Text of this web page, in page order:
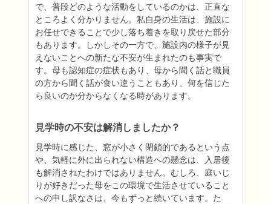
で、普段どのような活動をしているのかは、正直な
ところよく分かりません。私自身の生活は、施設に
お任せできることで少し落ち着きを取り戻せた部分
もあります。しかしその一方で、施設内の様子が見
えないことへの新たな不安が生まれたのも事実で
す。母も認知症の症状もあり、母から聞く話と職員
の方から聞く話が食い違うこともあり、何を信じた
ら良いのか分からなくなる時があります。
見学時の不安は解消しましたか？
見学時に感じた、窓が小さく閉鎖的であるという点
や、気軽に外に出られない構造への懸念は、入居後
も解消されたわけではありません。むしろ、庭いじ
りが好きだった母をこの環境で生活させていること
への申し訳なさは、今もずっと続いています。た